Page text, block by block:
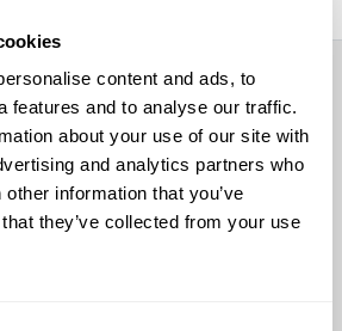
content and ads, to
features and to analyse our traffic.
about your use of our site with
and analytics partners who
information that you’ve
they’ve collected from your use